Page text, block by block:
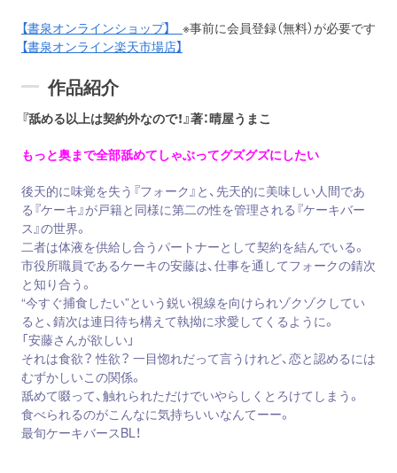
【書泉オンラインショップ】 ※事前に会員登録（無料）が必要です
【書泉オンライン楽天市場店】
作品紹介
『舐める以上は契約外なので！』著：晴屋うまこ
もっと奥まで全部舐めてしゃぶってグズグズにしたい
後天的に味覚を失う『フォーク』と、先天的に美味しい人間であ
る『ケーキ』が戸籍と同様に第二の性を管理される『ケーキバー
ス』の世界。
二者は体液を供給し合うパートナーとして契約を結んでいる。
市役所職員であるケーキの安藤は、仕事を通してフォークの錆次
と知り合う。
“今すぐ捕食したい”という鋭い視線を向けられゾクゾクしてい
ると、錆次は連日待ち構えて執拗に求愛してくるように。
「安藤さんが欲しい」
それは食欲？ 性欲？ 一目惚れだって言うけれど、恋と認めるには
むずかしいこの関係。
舐めて啜って、触れられただけでいやらしくとろけてしまう。
食べられるのがこんなに気持ちいいなんてーー。
最旬ケーキバースBL！